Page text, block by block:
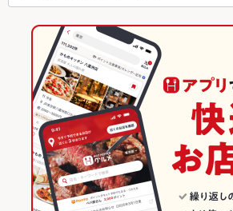
その他設備
山口の銘酒、獺祭をはじめ、龍の尾
ご用意しております
飲み放題 あり ：お一人様90分2,600円
食べ放題 なし ：食べ放題はございません
日本酒充実
お子様連れ
お子様連れOK ：個室がございます
お食事可能です！
下関駅 × 日本料理・懐石・割烹
山口 × 和食
山口 × 日本料理・懐石・割烹
山口の和食ランキング
山口の日本料理・懐石・割烹ランキング
下関のグルメランキング
下関の和食ランキング
下関の日本料理・懐石・割烹ランキング
下関駅のグルメランキング